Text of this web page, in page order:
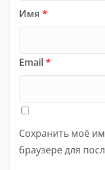
Имя *
Email*
Сохранить моё
браузере для